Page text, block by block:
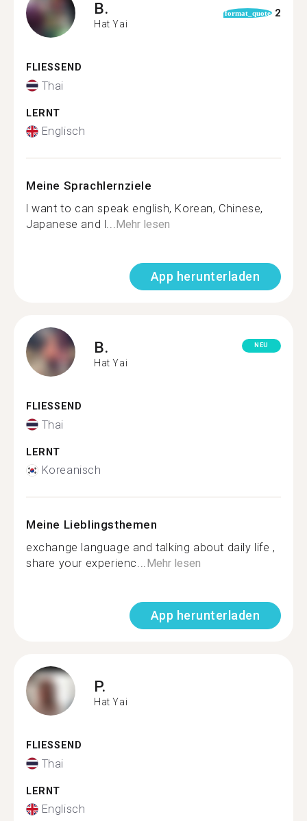
B.
Hat Yai
format_quote 2
FLIESSEND
Thai
LERNT
Englisch
Meine Sprachlernziele
l want to can speak english, Korean, Chinese,
Japanese and l...Mehr lesen
App herunterladen
B.
Hat Yai
NEU
FLIESSEND
Thai
LERNT
Koreanisch
Meine Lieblingsthemen
exchange language and talking about daily life ,
share your experienc...Mehr lesen
App herunterladen
P.
Hat Yai
FLIESSEND
Thai
LERNT
Englisch